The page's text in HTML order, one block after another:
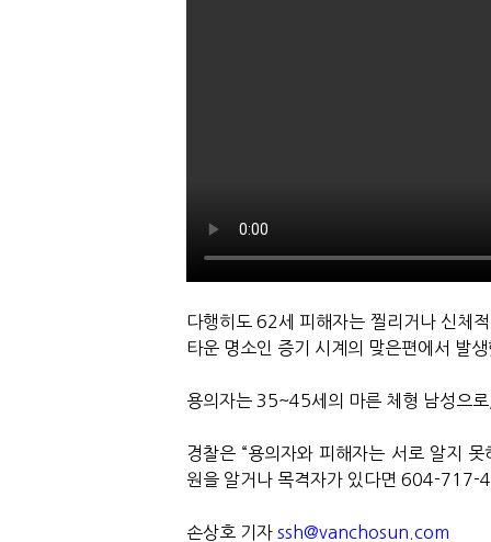
다행히도62세 피해자는 찔리거나 신체
타운 명소인 증기 시계의 맞은편에서 발
용의자는 35~45세의 마른 체형 남성으로
경찰은 “용의자와 피해자는 서로 알지 못
원을 알거나 목격자가 있다면 604-717-
손상호 기자 ssh@vanchosun.com